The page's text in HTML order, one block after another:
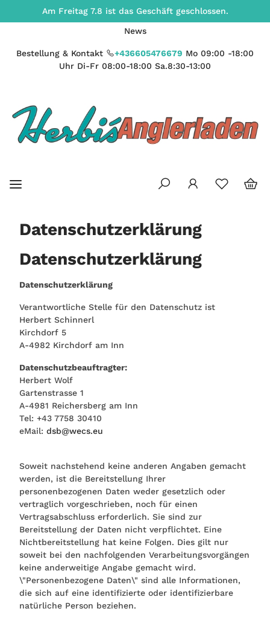
Am Freitag 7.8 ist das Geschäft geschlossen.
News
Bestellung & Kontakt +436605476679 Mo 09:00 -18:00
Uhr Di-Fr 08:00-18:00 Sa.8:30-13:00
Datenschutzerklärung
Datenschutzerklärung
Datenschutzerklärung
Verantwortliche Stelle für den Datenschutz ist
Herbert Schinnerl
Kirchdorf 5
A-4982 Kirchdorf am Inn
Datenschutzbeauftragter:
Herbert Wolf
Gartenstrasse 1
A-4981 Reichersberg am Inn
Tel: +43 7758 30410
eMail: dsb@wecs.eu
Soweit nachstehend keine anderen Angaben gemacht
werden, ist die Bereitstellung Ihrer
personenbezogenen Daten weder gesetzlich oder
vertraglich vorgeschrieben, noch für einen
Vertragsabschluss erforderlich. Sie sind zur
Bereitstellung der Daten nicht verpflichtet. Eine
Nichtbereitstellung hat keine Folgen. Dies gilt nur
soweit bei den nachfolgenden Verarbeitungsvorgängen
keine anderweitige Angabe gemacht wird.
\"Personenbezogene Daten\" sind alle Informationen,
die sich auf eine identifizierte oder identifizierbare
natürliche Person beziehen.